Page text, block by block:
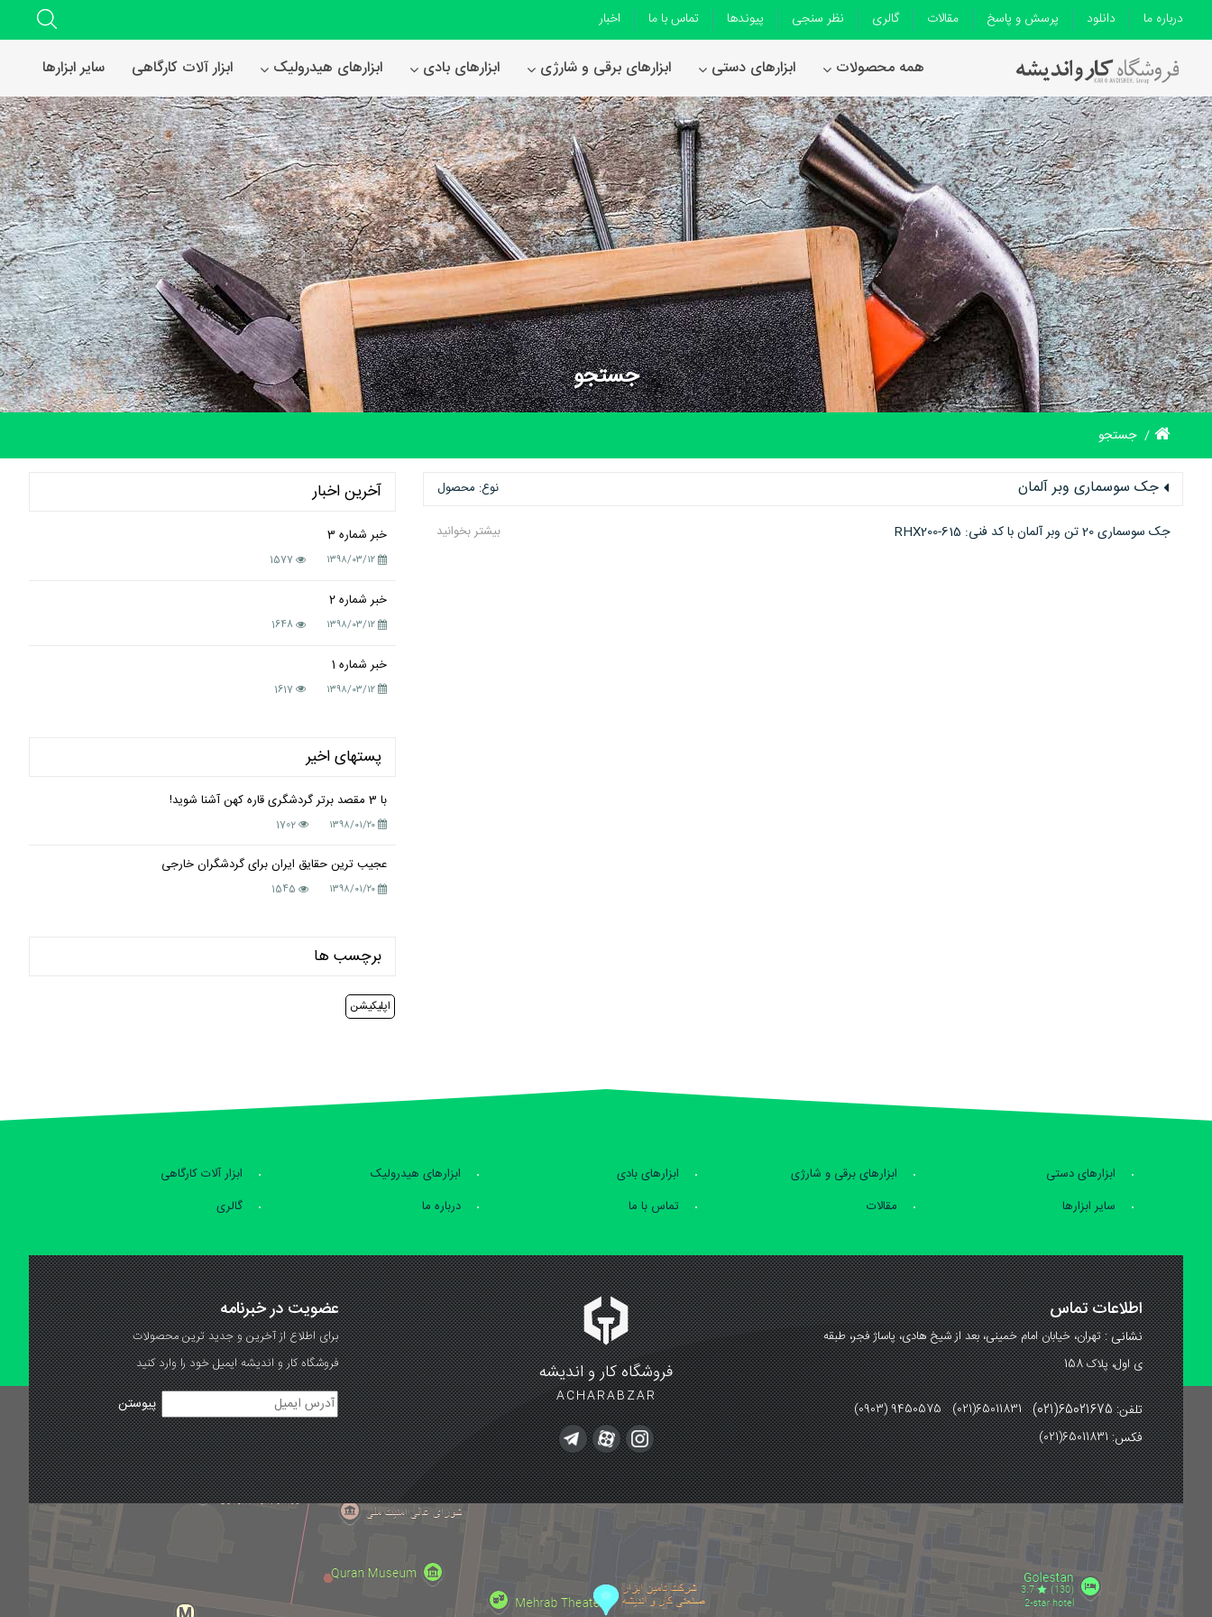
همه محصولات ابزارهای دستی ابزارهای برقی و شارژی ابزارهای بادی ابزارهای هیدرولیک ابزار آلات کارگاهی سایر ابزارها
درباره ما دانلود پرسش و پاسخ مقالات گالری نظر سنجی پیوندها تماس با ما اخبار
جستجو
جستجو
جک سوسماری وبر آلمان نوع: محصول
جک سوسماری 20 تن وبر آلمان با کد فنی: RHX200-615 بیشتر بخوانید
آخرین اخبار
خبر شماره 3
۱۳۹۸/۰۳/۱۲ 1577
خبر شماره 2
۱۳۹۸/۰۳/۱۲ 1648
خبر شماره 1
۱۳۹۸/۰۳/۱۲ 1617
پستهای اخیر
با 3 مقصد برتر گردشگری قاره کهن آشنا شوید!
۱۳۹۸/۰۱/۲۰ 1702
عجیب ترین حقایق ایران برای گردشگران خارجی
۱۳۹۸/۰۱/۲۰ 1545
برچسب ها
اپلیکیشن
ابزارهای دستی ابزارهای برقی و شارژی ابزارهای بادی ابزارهای هیدرولیک
ابزار آلات کارگاهی
سایر ابزارها
مقالات تماس با ما درباره ما گالری
فروشگاه کار و اندیشه
ACHARABZAR
اطلاعات تماس
نشانی :تهران، خیابان امام خمینی، بعد از شیخ هادی، پاساژ فجر، طبقه
ی اول، پلاک 158
تلفن: 65021675(021) (0903) 9450575 (021)65011831
فکس:(021)65011831
عضویت در خبرنامه
برای اطلاع از آخرین و جدید ترین محصولات
فروشگاه کار و اندیشه ایمیل خود را وارد کنید